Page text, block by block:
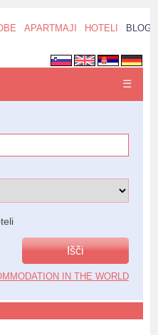
APARTMAJI HOTELI BLOG
☰
IN THE WORLD